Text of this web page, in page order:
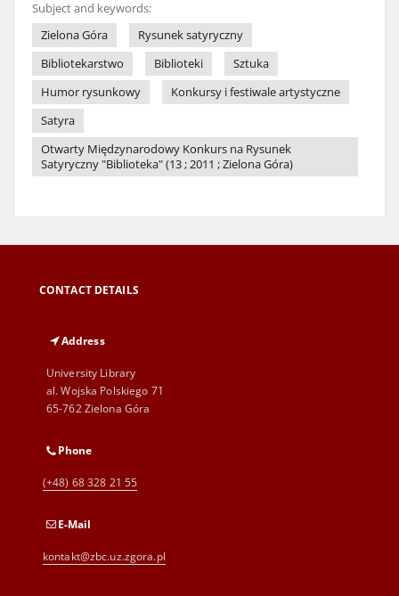
Subject and keywords:
Zielona Góra
Rysunek satyryczny
Bibliotekarstwo
Biblioteki
Sztuka
Humor rysunkowy
Konkursy i festiwale artystyczne
Satyra
Otwarty Międzynarodowy Konkurs na Rysunek
Satyryczny "Biblioteka" (13 ; 2011 ; Zielona Góra)
CONTACT DETAILS
Address
University Library
al. Wojska Polskiego 71
65-762 Zielona Góra
Phone
(+48) 68 328 21 55
E-Mail
kontakt@zbc.uz.zgora.pl